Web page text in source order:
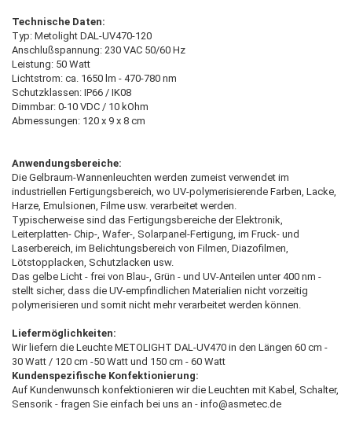
Technische Daten:
Typ: Metolight DAL-UV470-120
Anschlußspannung: 230 VAC 50/60 Hz
Leistung: 50 Watt
Lichtstrom: ca. 1650 lm - 470-780 nm
Schutzklassen: IP66 / IK08
Dimmbar: 0-10 VDC / 10 kOhm
Abmessungen: 120 x 9 x 8 cm
Anwendungsbereiche:
Die Gelbraum-Wannenleuchten werden zumeist verwendet im
industriellen Fertigungsbereich, wo UV-polymerisierende Farben, Lacke,
Harze, Emulsionen, Filme usw. verarbeitet werden.
Typischerweise sind das Fertigungsbereiche der Elektronik,
Leiterplatten- Chip-, Wafer-, Solarpanel-Fertigung, im Fruck- und
Laserbereich, im Belichtungsbereich von Filmen, Diazofilmen,
Lötstopplacken, Schutzlacken usw.
Das gelbe Licht - frei von Blau-, Grün - und UV-Anteilen unter 400 nm -
stellt sicher, dass die UV-empfindlichen Materialien nicht vorzeitig
polymerisieren und somit nicht mehr verarbeitet werden können.
Liefermöglichkeiten:
Wir liefern die Leuchte METOLIGHT DAL-UV470 in den Längen 60 cm -
30 Watt / 120 cm -50 Watt und 150 cm - 60 Watt
Kundenspezifische Konfektionierung:
Auf Kundenwunsch konfektionieren wir die Leuchten mit Kabel, Schalter,
Sensorik - fragen Sie einfach bei uns an - info@asmetec.de